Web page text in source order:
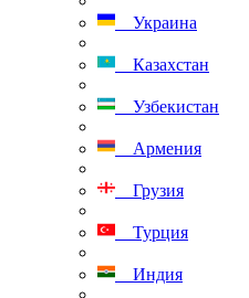
Украина
Казахстан
Узбекистан
Армения
Грузия
Турция
Индия